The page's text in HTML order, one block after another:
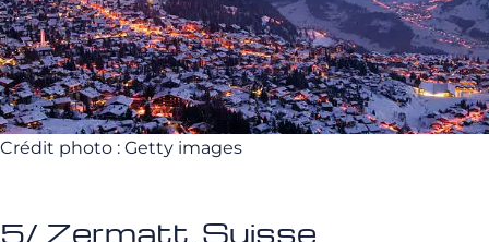
Crédit photo : Getty images
5/ Zermatt, Suisse